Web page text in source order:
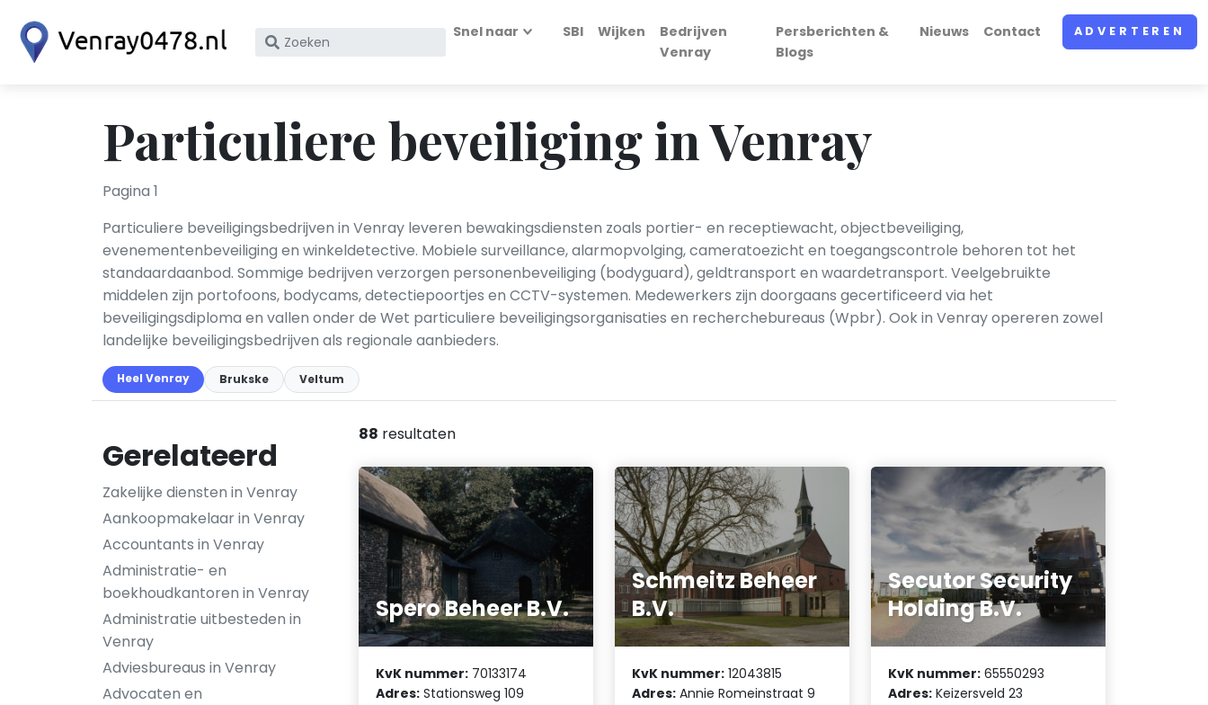
Zoek
KvK
nummer
Snel naar SBI Wijken
Bedrijven
Venray
Persberichten &
Blogs
Nieuws Contact ADVERTEREN
Particuliere beveiliging in Venray
Pagina 1
Particuliere beveiligingsbedrijven in Venray leveren bewakingsdiensten zoals portier- en receptiewacht, objectbeveiliging,
evenementenbeveiliging en winkeldetective. Mobiele surveillance, alarmopvolging, cameratoezicht en toegangscontrole behoren tot het
standaardaanbod. Sommige bedrijven verzorgen personenbeveiliging (bodyguard), geldtransport en waardetransport. Veelgebruikte
middelen zijn portofoons, bodycams, detectiepoortjes en CCTV-systemen. Medewerkers zijn doorgaans gecertificeerd via het
beveiligingsdiploma en vallen onder de Wet particuliere beveiligingsorganisaties en recherchebureaus (Wpbr). Ook in Venray opereren zowel
landelijke beveiligingsbedrijven als regionale aanbieders.
Heel Venray Brukske Veltum
Gerelateerd
Zakelijke diensten in Venray
Aankoopmakelaar in Venray
Accountants in Venray
Administratie- en
boekhoudkantoren in Venray
Administratie uitbesteden in
Venray
Adviesbureaus in Venray
Advocaten en
88 resultaten
Spero Beheer B.V.
KvK nummer: 70133174
Adres: Stationsweg 109
Schmeitz Beheer
B.V.
KvK nummer: 12043815
Adres: Annie Romeinstraat 9
Secutor Security
Holding B.V.
KvK nummer: 65550293
Adres: Keizersveld 23